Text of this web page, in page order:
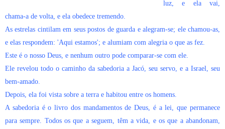
luz, e ela vai,
chama-a de volta, e ela obedece tremendo.
As estrelas cintilam em seus postos de guarda e alegram-se; ele chamou-as,
e elas respondem: 'Aqui estamos'; e alumiam com alegria o que as fez.
Este é o nosso Deus, e nenhum outro pode comparar-se com ele.
Ele revelou todo o caminho da sabedoria a Jacó, seu servo, e a Israel, seu
bem-amado.
Depois, ela foi vista sobre a terra e habitou entre os homens.
A sabedoria é o livro dos mandamentos de Deus, é a lei, que permanece
para sempre. Todos os que a seguem, têm a vida, e os que a abandonam,